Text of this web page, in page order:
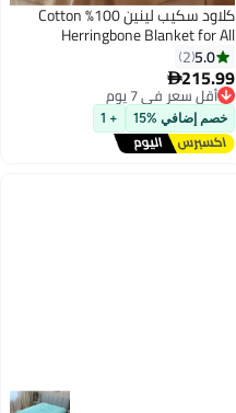
كلاود سكيب لينين 100% Cotton
Herringbone Blanket for All
Season, Soft and Breathable
Thermal Blanket,Ivory
5.0
2
215.99
أقل سعر في 7 يوم
توصيل مجاني
أقل سعر في 7 يوم
خصم إضافي %15 + 1